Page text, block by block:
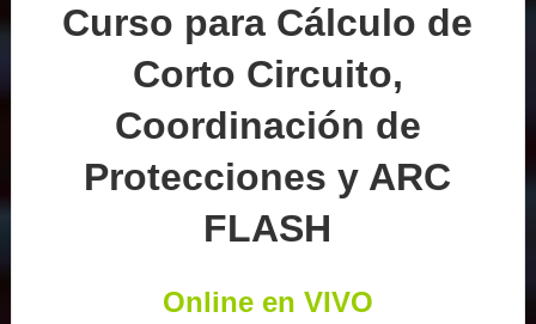
Curso para Cálculo de
Corto Circuito,
Coordinación de
Protecciones y ARC
FLASH
Online en VIVO